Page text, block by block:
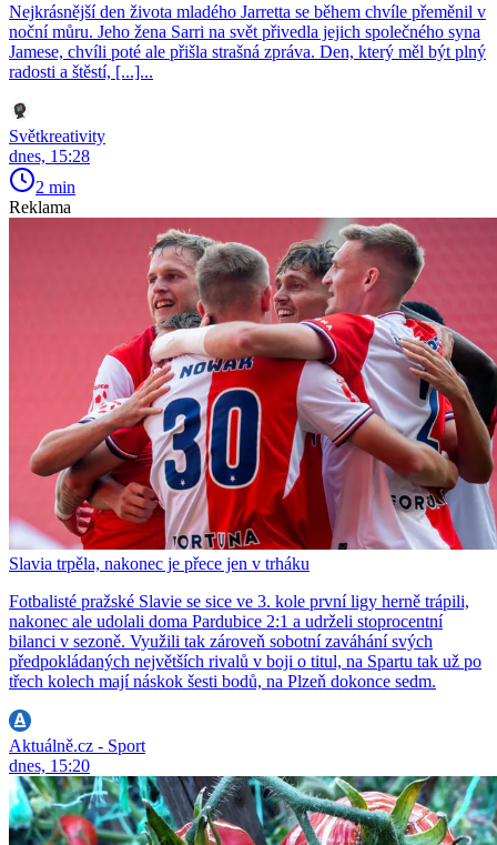
Nejkrásnější den života mladého Jarretta se během chvíle přeměnil v
noční můru. Jeho žena Sarri na svět přivedla jejich společného syna
Jamese, chvíli poté ale přišla strašná zpráva. Den, který měl být plný
radosti a štěstí, [...]...
Světkreativity
dnes, 15:28
2 min
Reklama
Slavia trpěla, nakonec je přece jen v trháku
Fotbalisté pražské Slavie se sice ve 3. kole první ligy herně trápili,
nakonec ale udolali doma Pardubice 2:1 a udrželi stoprocentní
bilanci v sezoně. Využili tak zároveň sobotní zaváhání svých
předpokládaných největších rivalů v boji o titul, na Spartu tak už po
třech kolech mají náskok šesti bodů, na Plzeň dokonce sedm.
Aktuálně.cz - Sport
dnes, 15:20